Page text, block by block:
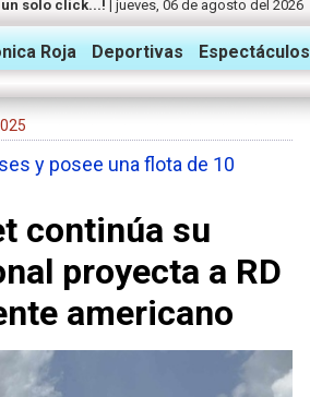
solo click...! | jueves, 06 de agosto del 2026
Roja Deportivas Espectáculos
y posee una flota de 10
continúa su
proyecta a RD
americano